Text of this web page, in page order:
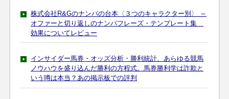
株式会社R&Gのナンパの台本〈３つのキャラクター別〉 ～
オファーと切り返しのナンパフレーズ・テンプレート集
効果についてレビュー
インサイダー馬券・オッズ分析・勝利統計、あらゆる競馬
ノウハウを盛り込んだ勝利の方程式。馬券勝利学は詐欺と
いう噂は本当？あの掲示板での評判